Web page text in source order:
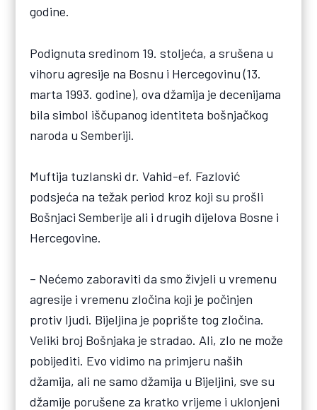
godine.
Podignuta sredinom 19. stoljeća, a srušena u
vihoru agresije na Bosnu i Hercegovinu (13.
marta 1993. godine), ova džamija je decenijama
bila simbol iščupanog identiteta bošnjačkog
naroda u Semberiji.
Muftija tuzlanski dr. Vahid-ef. Fazlović
podsjeća na težak period kroz koji su prošli
Bošnjaci Semberije ali i drugih dijelova Bosne i
Hercegovine.
– Nećemo zaboraviti da smo živjeli u vremenu
agresije i vremenu zločina koji je počinjen
protiv ljudi. Bijeljina je poprište tog zločina.
Veliki broj Bošnjaka je stradao. Ali, zlo ne može
pobijediti. Evo vidimo na primjeru naših
džamija, ali ne samo džamija u Bijeljini, sve su
džamije porušene za kratko vrijeme i uklonjeni